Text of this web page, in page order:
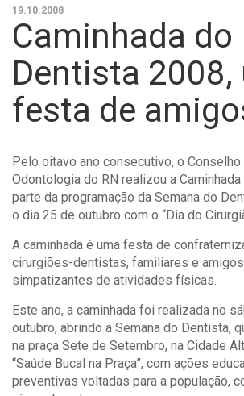
19.10.2008
Caminhada do
Dentista 2008,
festa de
Pelo oitavo ano consecutivo, o Conselho
Odontologia do RN realizou a
parte da programação da Semana do
o dia 25 de outubro com o “Dia do
A caminhada é uma festa de
cirurgiões-dentistas, familiares e
simpatizantes de atividades físicas.
Este ano, a caminhada foi realizada no
outubro, abrindo a Semana do Dentista,
na praça Sete de Setembro, na Cidade
“Saúde Bucal na Praça”, com ações
preventivas voltadas para a população,